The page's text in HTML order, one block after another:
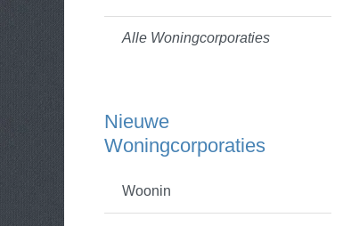
Alle Woningcorporaties
Nieuwe
Woningcorporaties
Woonin